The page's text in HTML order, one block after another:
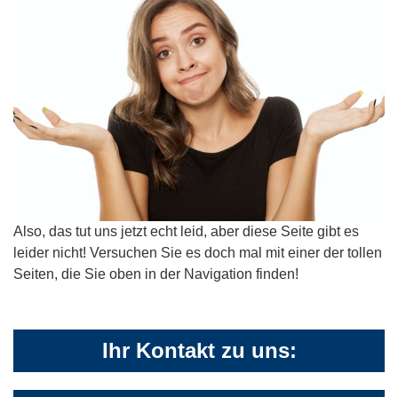
Also, das tut uns jetzt echt leid, aber diese Seite gibt es
leider nicht! Versuchen Sie es doch mal mit einer der tollen
Seiten, die Sie oben in der Navigation finden!
Ihr Kontakt zu uns: